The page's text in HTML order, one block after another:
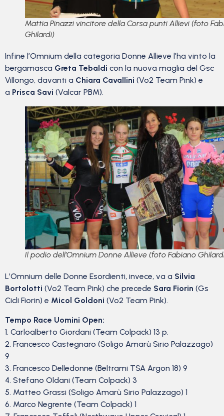
Mattia Pinazzi vincitore della Corsa punti Allievi (foto
Ghilardi)
Infine l’Omnium della categoria Donne Allieve l’ha vinto la
bergamasca Greta Tebaldi con la nuova maglia del Gsc
Villongo, davanti a Chiara Cavallini (Vo2 Team Pink) e
a Prisca Savi (Valcar PBM).
Il podio dell’Omnium Donne Allieve (foto Fabiano
L’Omnium delle Donne Esordienti, invece, va a Silvia
Bortolotti (Vo2 Team Pink) che precede Sara Fiorin (Gs
Cicli Fiorin) e Micol Goldoni (Vo2 Team Pink).
Tempo Race Uomini Open:
1. Carloalberto Giordani (Team Colpack) 13 p.
2. Francesco Castegnaro (Soligo Amarù Sirio Palazzago)
9
3. Francesco Delledonne (Beltrami TSA Argon 18) 9
4. Stefano Oldani (Team Colpack) 3
5. Matteo Grassi (Soligo Amarù Sirio Palazzago) 1
6. Marco Negrente (Team Colpack) 1